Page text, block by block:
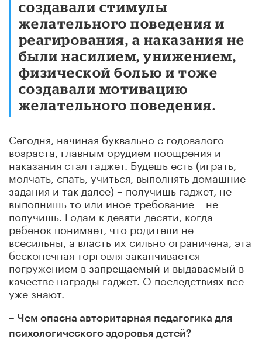
создавали стимулы
желательного поведения и
реагирования, а наказания не
были насилием, унижением,
физической болью и тоже
создавали мотивацию
желательного поведения.
Сегодня, начиная буквально с годовалого
возраста, главным орудием поощрения и
наказания стал гаджет. Будешь есть (играть,
молчать, спать, учиться, выполнять домашние
задания и так далее) – получишь гаджет, не
выполнишь то или иное требование – не
получишь. Годам к девяти-десяти, когда
ребенок понимает, что родители не
всесильны, а власть их сильно ограничена, эта
бесконечная торговля заканчивается
погружением в запрещаемый и выдаваемый в
качестве награды гаджет. О последствиях все
уже знают.
– Чем опасна авторитарная педагогика для
психологического здоровья детей?